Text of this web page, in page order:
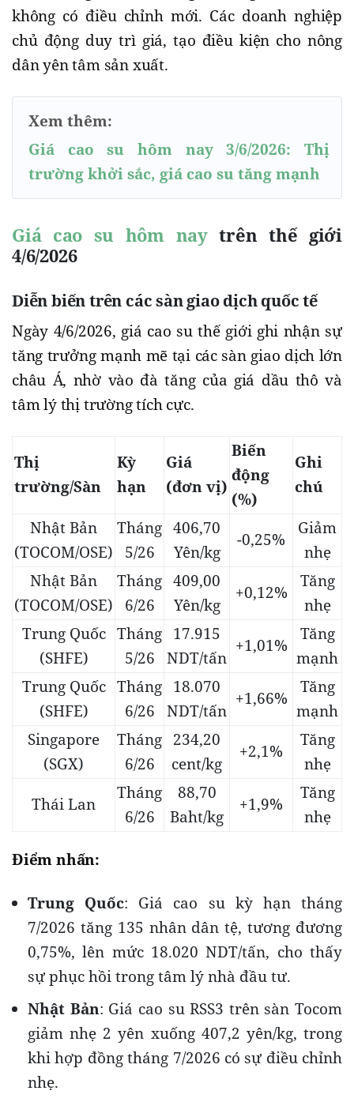
không có điều chỉnh mới. Các doanh nghiệp
chủ động duy trì giá, tạo điều kiện cho nông
dân yên tâm sản xuất.
Xem thêm:
Giá cao su hôm nay 3/6/2026: Thị
trường khởi sắc, giá cao su tăng mạnh
Giá cao su hôm naytrên thế giới
4/6/2026
Diễn biến trên các sàn giao dịch quốc tế
Ngày 4/6/2026, giá cao su thế giới ghi nhận sự
tăng trưởng mạnh mẽ tại các sàn giao dịch lớn
châu Á, nhờ vào đà tăng của giá dầu thô và
tâm lý thị trường tích cực.
Thị
trường/Sàn
Kỳ
hạn
Giá
(đơn vị)
Biến
động
(%)
Ghi
chú
Nhật Bản
(TOCOM/OSE)
Tháng
5/26
406,70
Yên/kg
-0,25%
Giảm
nhẹ
Nhật Bản
(TOCOM/OSE)
Tháng
6/26
409,00
Yên/kg
+0,12%
Tăng
nhẹ
Trung Quốc
(SHFE)
Tháng
5/26
17.915
NDT/tấn
+1,01%
Tăng
mạnh
Trung Quốc
(SHFE)
Tháng
6/26
18.070
NDT/tấn
+1,66%
Tăng
mạnh
Singapore
(SGX)
Tháng
6/26
234,20
cent/kg
+2,1%
Tăng
nhẹ
Thái Lan
Tháng
6/26
88,70
Baht/kg
+1,9%
Tăng
nhẹ
Điểm nhấn:
Trung Quốc: Giá cao su kỳ hạn tháng
7/2026 tăng 135 nhân dân tệ, tương đương
0,75%, lên mức 18.020 NDT/tấn, cho thấy
sự phục hồi trong tâm lý nhà đầu tư.
Nhật Bản: Giá cao su RSS3 trên sàn Tocom
giảm nhẹ 2 yên xuống 407,2 yên/kg, trong
khi hợp đồng tháng 7/2026 có sự điều chỉnh
nhẹ.